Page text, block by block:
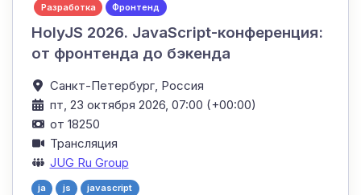
Разработка Фронтенд
HolyJS 2026. JavaScript-конференция:
от фронтенда до бэкенда
Санкт-Петербург, Россия
пт, 23 октября 2026, 07:00 (+00:00)
от 18250
Трансляция
JUG Ru Group
ja js javascript